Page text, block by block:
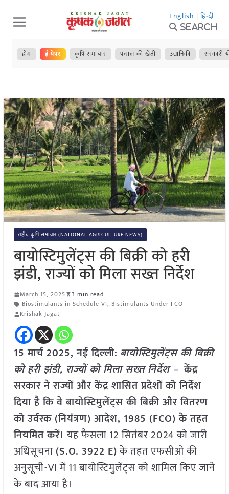
Skip
to
content
English | हिन्दी
Search
होम ई-पेपर कृषि समाचार फसल की खेती उद्यानिकी सरकारी
राष्ट्रीय कृषि समाचार (NATIONAL AGRICULTURE NEWS)
बायोस्टिमुलेंट्स की बिक्री को हरी
झंडी, राज्यों को मिला सख्त निर्देश
March 15, 2025
3 min read
Biostimulants in Schedule VI, Bistimulants Under FCO
Krishak Jagat
15 मार्च 2025, नई दिल्ली: बायोस्टिमुलेंट्स की बिक्री
को हरी झंडी, राज्यों को मिला सख्त निर्देश – केंद्र
सरकार ने राज्यों और केंद्र शासित प्रदेशों को निर्देश
दिया है कि वे बायोस्टिमुलेंट्स की बिक्री और वितरण
को उर्वरक (नियंत्रण) आदेश, 1985 (FCO) के तहत
नियमित करें। यह फैसला 12 सितंबर 2024 को जारी
अधिसूचना (S.O. 3922 E)के तहत एफसीओ की
अनुसूची-VI में 11 बायोस्टिमुलेंट्स को शामिल किए जाने
के बाद आया है।